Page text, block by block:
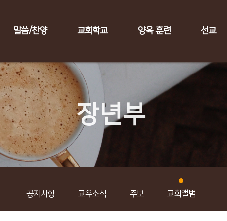
말씀/찬양 교회학교 양육 훈련 선교
장년부
공지사항 교우소식 주보 교회앨범